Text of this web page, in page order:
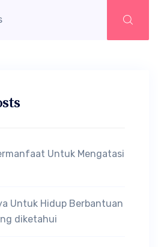
Untuk Mengatasi
Untuk Hidup Berbantuan
diketahui